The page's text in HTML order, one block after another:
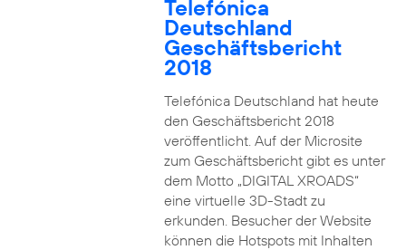
Telefónica
Deutschland
Geschäftsbericht
2018
Telefónica Deutschland hat heute
den Geschäftsbericht 2018
veröffentlicht. Auf der Microsite
zum Geschäftsbericht gibt es unter
dem Motto „DIGITAL XROADS“
eine virtuelle 3D-Stadt zu
erkunden. Besucher der Website
können die Hotspots mit Inhalten